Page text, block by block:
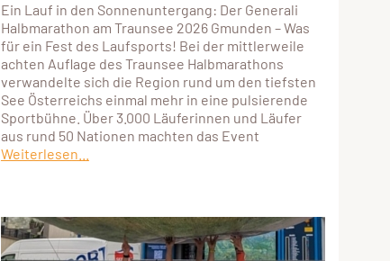
Ein Lauf in den Sonnenuntergang: Der Generali
Halbmarathon am Traunsee 2026 Gmunden – Was
für ein Fest des Laufsports! Bei der mittlerweile
achten Auflage des Traunsee Halbmarathons
verwandelte sich die Region rund um den tiefsten
See Österreichs einmal mehr in eine pulsierende
Sportbühne. Über 3.000 Läuferinnen und Läufer
aus rund 50 Nationen machten das Event
Weiterlesen...